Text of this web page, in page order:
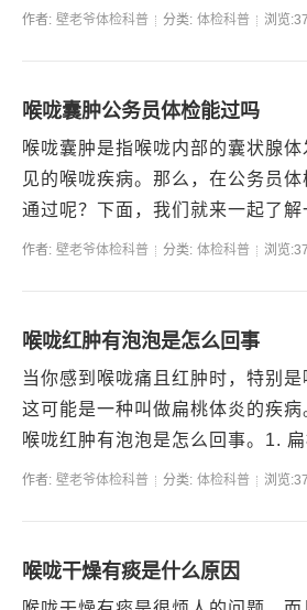
的影响。后背痘印的原因后背痘印
作者: 壁老爷体检科普 分类: 体检科普 浏览
喉咙囊肿公务员体检能过吗
喉咙囊肿是指喉咙内部的囊状腺
见的喉咙疾病。那么，在公务员
通过呢？下面，我们就来一起了
肿？喉咙囊肿是指喉咙内部的囊状
作者: 壁老爷体检科普 分类: 体检科普 浏览
喉咙红肿有泡泡是怎么回事
当你感到喉咙痛且红肿时，特别
这可能是一种叫做扁桃体炎的疾
喉咙红肿有泡泡是怎么回事。1.
桃体炎是指扁桃体发炎，通常是由
作者: 壁老爷体检科普 分类: 体检科普 浏览
喉咙干燥有痰是什么原因